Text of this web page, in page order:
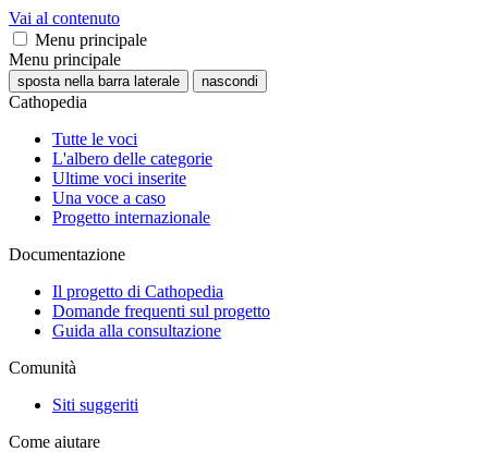
Vai al contenuto
Menu principale
Menu principale
sposta nella barra laterale nascondi
Cathopedia
Tutte le voci
L'albero delle categorie
Ultime voci inserite
Una voce a caso
Progetto internazionale
Documentazione
Il progetto di Cathopedia
Domande frequenti sul progetto
Guida alla consultazione
Comunità
Siti suggeriti
Come aiutare